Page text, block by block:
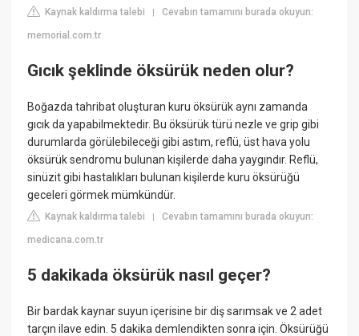
Kaynak kaldırma talebi |Cevabın tamamını burada okuyun:
memorial.com.tr
Gıcık şeklinde öksürük neden olur?
Boğazda tahribat oluşturan kuru öksürük aynı zamanda
gıcık da yapabilmektedir. Bu öksürük türü nezle ve grip gibi
durumlarda görülebileceği gibi astım, reflü, üst hava yolu
öksürük sendromu bulunan kişilerde daha yaygındır. Reflü,
sinüzit gibi hastalıkları bulunan kişilerde kuru öksürüğü
geceleri görmek mümkündür.
Kaynak kaldırma talebi |Cevabın tamamını burada okuyun:
medicana.com.tr
5 dakikada öksürük nasıl geçer?
Bir bardak kaynar suyun içerisine bir diş sarımsak ve 2 adet
tarçın ilave edin. 5 dakika demlendikten sonra için. Öksürüğü